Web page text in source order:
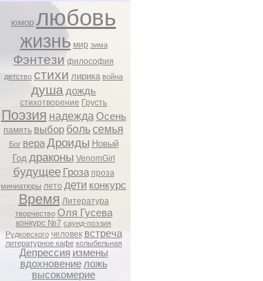
юмор любовь
жизнь мир зима
Фэнтези философия
детство стихи лирика война
душа дождь
стихотворение Грусть
Поэзия надежда Осень
память выбор больсемья
Бог вера Дроиды Новый
Год драконы VenomGirl
будущее Гроза проза
миниатюры лето дети конкурс
Время Литература
творчество Оля Гусева
конкурс №7 саунд-поэзия
Рудковского человек встреча
литературное кафе колыбельная
Депрессия измены
вдохновение ложь
высокомерие